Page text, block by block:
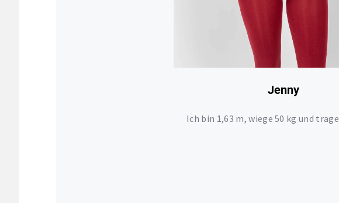
Jenny
Ich bin 1,63 m, wiege 50 kg und trage